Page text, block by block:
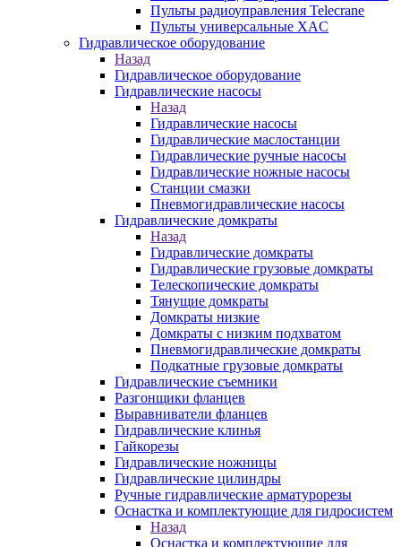
Пульты радиоуправления Telecrane
Пульты универсальные XAC
Гидравлическое оборудование
Назад
Гидравлическое оборудование
Гидравлические насосы
Назад
Гидравлические насосы
Гидравлические маслостанции
Гидравлические ручные насосы
Гидравлические ножные насосы
Станции смазки
Пневмогидравлические насосы
Гидравлические домкраты
Назад
Гидравлические домкраты
Гидравлические грузовые домкраты
Телескопические домкраты
Тянущие домкраты
Домкраты низкие
Домкраты с низким подхватом
Пневмогидравлические домкраты
Подкатные грузовые домкраты
Гидравлические съемники
Разгонщики фланцев
Выравниватели фланцев
Гидравлические клинья
Гайкорезы
Гидравлические ножницы
Гидравлические цилиндры
Ручные гидравлические арматурорезы
Оснастка и комплектующие для гидросистем
Назад
Оснастка и комплектующие для